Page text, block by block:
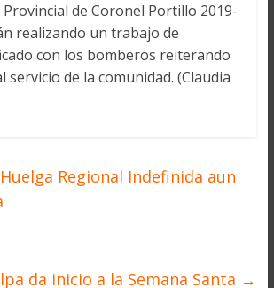
de Coronel Portillo 2019-
realizando un trabajo de
con los bomberos reiterando
servicio de la comunidad. (Claudia
Regional Indefinida aun
da inicio a la Semana Santa →